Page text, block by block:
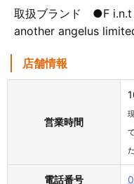
取扱ブランド ●F
another angelus
店舗情報
営業時間
電話番号